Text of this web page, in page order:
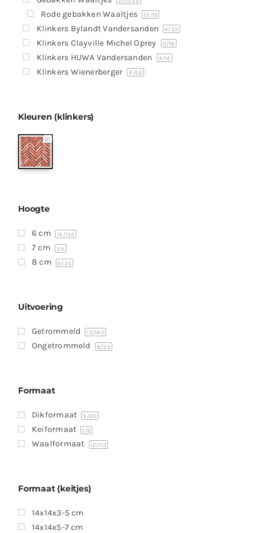
Contact
Offerte aanvragen
Rode gebakken Waaltjes 13 /19
Klinkers Bylandt Vandersanden 4/32
Klinkers Clayville Michel Oprey 3/18
Klinkers HUWA Vandersanden 4/14
Klinkers Wienerberger 9 /69
Kleuren (klinkers)
21
Hoogte
6 cm 14 /134
7 cm 1/6
8 cm 6/34
Uitvoering
Getrommeld 13/140
Ongetrommeld 8/39
Formaat
Dikformaat 9 /60
Keiformaat 1/8
Waalformaat 12/113
Formaat (keitjes)
14x14x3-5 cm
14x14x5-7 cm